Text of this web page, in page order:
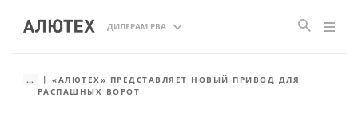
ДИЛЕРАМ РВА
...
«АЛЮТЕХ» ПРЕДСТАВЛЯЕТ НОВЫЙ ПРИВОД ДЛЯ
РАСПАШНЫХ ВОРОТ